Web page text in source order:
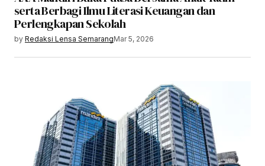
serta Berbagi Ilmu Literasi Keuangan dan
Perlengkapan Sekolah
by Redaksi Lensa SemarangMar 5, 2026